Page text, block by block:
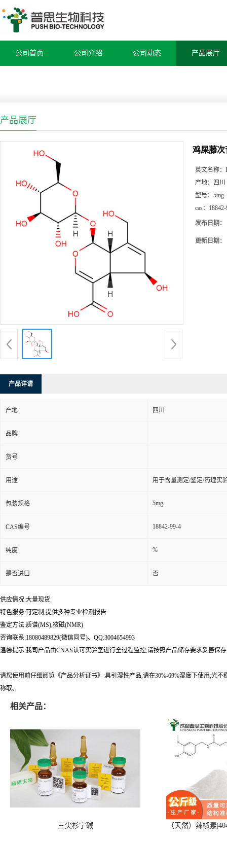
公司首页 公司介绍 公司动态 产品展厅
产品展厅
鸡屎藤次
英文名称：
产地：
四川
型号： 5mg
cas：
发布日期：
更新日期：
产品详请
产地 四川
品牌
货号
用途 用于含量测定/鉴定/药理实
包装规格 5mg
CAS编号 18842-99-4
纯度 %
是否进口 否
供应情况:大量现货
特色服务:可定制,提供多种专业检测报告
鉴定方法:质谱(MS),核磁(NMR)
咨询联系:18080489829(微信同号)、QQ:3004654993
温馨提示:我司产品由CNAS认可实验室进行全过程监控,请按照产品储存要求妥善保
请您使用前仔细阅览《产品分析证书》:具引湿性产品,请在30%-69%湿度下使用;光
称取。
相关产品：
三尖杉宁碱 （天然）辣椒素